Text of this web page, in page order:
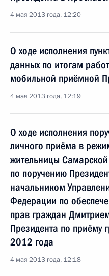
4 мая 2013 года, 12:20
О ходе исполнения
данных по итогам
мобильной приёмной
4 мая 2013 года, 12:19
О ходе исполнения
личного приёма в
жительницы
по поручению
начальником
Федерации по
прав граждан
Президента по приёму
2012 года
4 мая 2013 года, 12:18